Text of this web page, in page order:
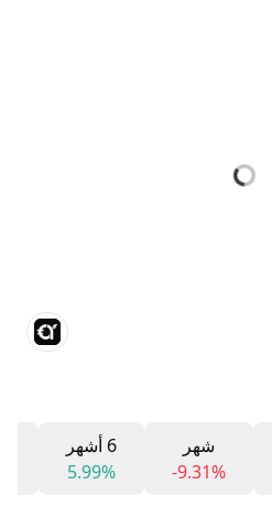
شهر
-9.31%
6 أشهر
5.99%